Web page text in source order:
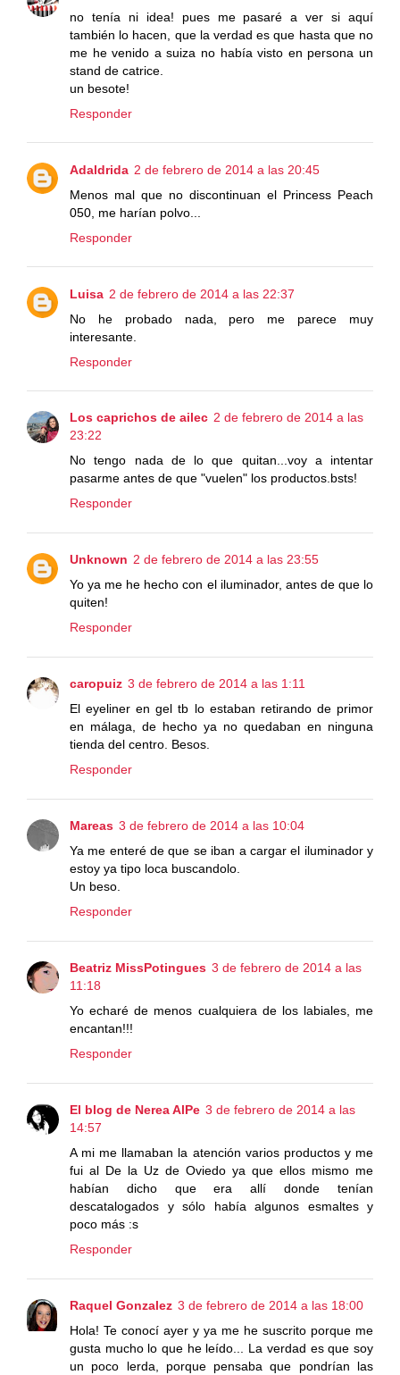
no tenía ni idea! pues me pasaré a ver si aquí
también lo hacen, que la verdad es que hasta que no
me he venido a suiza no había visto en persona un
stand de catrice.
un besote!
Responder
Adaldrida 2 de febrero de 2014 a las 20:45
Menos mal que no discontinuan el Princess Peach
050, me harían polvo...
Responder
Luisa 2 de febrero de 2014 a las 22:37
No he probado nada, pero me parece muy
interesante.
Responder
Los caprichos de ailec 2 de febrero de 2014 a las
23:22
No tengo nada de lo que quitan...voy a intentar
pasarme antes de que "vuelen" los productos.bsts!
Responder
Unknown 2 de febrero de 2014 a las 23:55
Yo ya me he hecho con el iluminador, antes de que lo
quiten!
Responder
caropuiz 3 de febrero de 2014 a las 1:11
El eyeliner en gel tb lo estaban retirando de primor
en málaga, de hecho ya no quedaban en ninguna
tienda del centro. Besos.
Responder
Mareas 3 de febrero de 2014 a las 10:04
Ya me enteré de que se iban a cargar el iluminador y
estoy ya tipo loca buscandolo.
Un beso.
Responder
Beatriz MissPotingues 3 de febrero de 2014 a las
11:18
Yo echaré de menos cualquiera de los labiales, me
encantan!!!
Responder
El blog de Nerea AlPe 3 de febrero de 2014 a las
14:57
A mi me llamaban la atención varios productos y me
fui al De la Uz de Oviedo ya que ellos mismo me
habían dicho que era allí donde tenían
descatalogados y sólo había algunos esmaltes y
poco más :s
Responder
Raquel Gonzalez 3 de febrero de 2014 a las 18:00
Hola! Te conocí ayer y ya me he suscrito porque me
gusta mucho lo que he leído... La verdad es que soy
un poco lerda, porque pensaba que pondrían las